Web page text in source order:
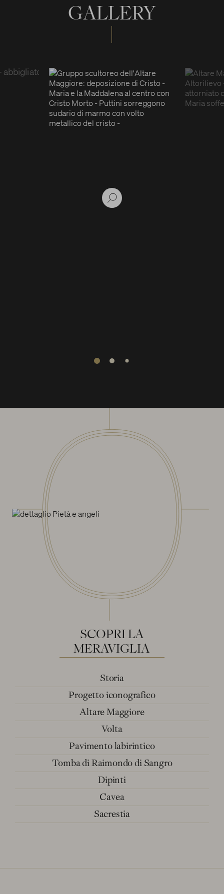
GALLERY
1 2 3
SCOPRI LA
MERAVIGLIA
Storia
Progetto iconografico
Altare Maggiore
Volta
Pavimento labirintico
Tomba di Raimondo di Sangro
Dipinti
Cavea
Sacrestia